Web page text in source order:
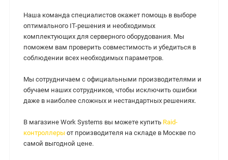
Наша команда специалистов окажет помощь в выборе
оптимального IT-решения и необходимых
комплектующих для серверного оборудования. Мы
поможем вам проверить совместимость и убедиться в
соблюдении всех необходимых параметров.
Мы сотрудничаем с официальными производителями и
обучаем наших сотрудников, чтобы исключить ошибки
даже в наиболее сложных и нестандартных решениях.
В магазине Work Systems вы можете купить Raid-
контроллеры от производителя на складе в Москве по
самой выгодной цене.